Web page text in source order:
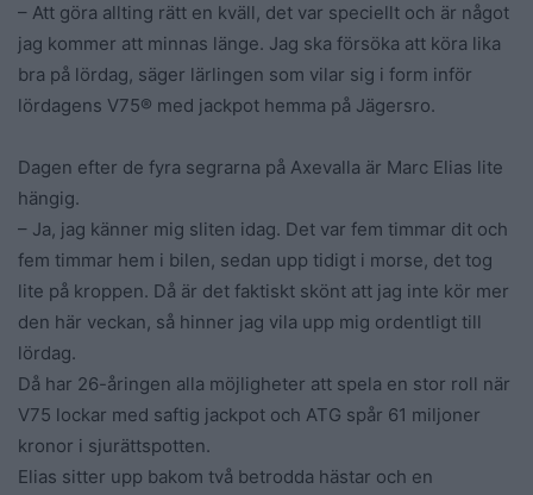
– Att göra allting rätt en kväll, det var speciellt och är något
jag kommer att minnas länge. Jag ska försöka att köra lika
bra på lördag, säger lärlingen som vilar sig i form inför
lördagens V75® med jackpot hemma på Jägersro.
Dagen efter de fyra segrarna på Axevalla är Marc Elias lite
hängig.
– Ja, jag känner mig sliten idag. Det var fem timmar dit och
fem timmar hem i bilen, sedan upp tidigt i morse, det tog
lite på kroppen. Då är det faktiskt skönt att jag inte kör mer
den här veckan, så hinner jag vila upp mig ordentligt till
lördag.
Då har 26-åringen alla möjligheter att spela en stor roll när
V75 lockar med saftig jackpot och ATG spår 61 miljoner
kronor i sjurättspotten.
Elias sitter upp bakom två betrodda hästar och en